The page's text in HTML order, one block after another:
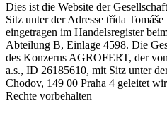
Dies ist die Website der
Sitz unter der Adresse třída
eingetragen im Handelsregister
Abteilung B, Einlage 4598. Die
des Konzerns AGROFERT, der
a.s., ID 26185610, mit Sitz unter
Chodov, 149 00 Praha 4 geleitet
Rechte vorbehalten